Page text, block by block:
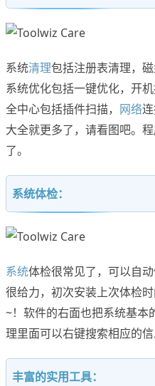
系统清理包括注册表清理，
系统优化包括一键优化，开
全中心包括插件扫描， 网络
大全就更多了，请看图吧。
了。
系统体检：
系统体检很常见了，可以自
很给力，初次安装上次体检
~！软件的右面也把系统基本
理里面可以右键搜索相应的
丰富的实用工具：